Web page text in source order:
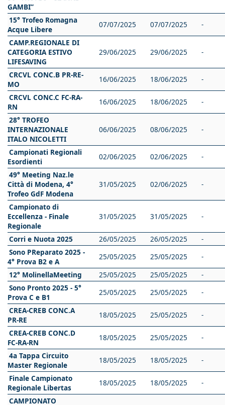
GAMBI”
15° Trofeo Romagna
Acque Libere
07/07/2025 07/07/2025
-
CAMP.REGIONALE DI
CATEGORIA ESTIVO
LIFESAVING
29/06/2025 29/06/2025 -
CRCVL CONC.B PR-RE-
MO
16/06/2025 18/06/2025
-
CRCVL CONC.C FC-RA-
RN
16/06/2025 18/06/2025
-
28° TROFEO
INTERNAZIONALE
ITALO NICOLETTI
06/06/2025 08/06/2025 -
Campionati Regionali
Esordienti
02/06/2025 02/06/2025
-
49° Meeting Naz.le
Città di Modena, 4°
Trofeo GdF Modena
31/05/2025 02/06/2025 -
Campionato di
Eccellenza - Finale
Regionale
31/05/2025 31/05/2025 -
Corri e Nuota 2025 26/05/2025 26/05/2025
-
Sono PReparato 2025 -
4° Prova B2 e A
25/05/2025 25/05/2025
-
12° MolinellaMeeting
25/05/2025 25/05/2025
-
Sono Pronto 2025 - 5°
Prova C e B1
25/05/2025 25/05/2025
-
CREA-CREB CONC.A
PR-RE
18/05/2025 25/05/2025
-
CREA-CREB CONC.D
FC-RA-RN
18/05/2025 25/05/2025
-
4a Tappa Circuito
Master Regionale
18/05/2025 18/05/2025
-
Finale Campionato
Regionale Libertas
18/05/2025 18/05/2025
-
CAMPIONATO